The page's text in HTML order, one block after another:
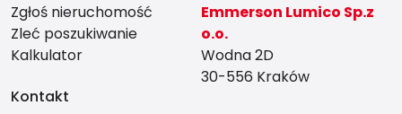
Zgłoś nieruchomość
Zleć poszukiwanie
Kalkulator
Emmerson Lumico Sp.z
o.o.
Wodna 2D
30-556 Kraków
Kontakt